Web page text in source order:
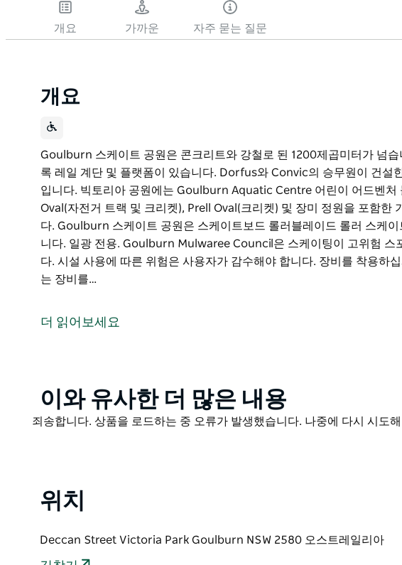
개요 가까운 자주 묻는 질문
개요
Goulburn 스케이트 공원은 콘크리트와 강철로 된 1200제곱미터가 넘
록 레일 계단 및 플랫폼이 있습니다. Dorfus와 Convic의 승무원이 건설
입니다. 빅토리아 공원에는 Goulburn Aquatic Centre 어린이 어드벤처
Oval(자전거 트랙 및 크리켓), Prell Oval(크리켓) 및 장미 정원을 포함한
다. Goulburn 스케이트 공원은 스케이트보드 롤러블레이드 롤러 스케
니다. 일광 전용. Goulburn Mulwaree Council은 스케이팅이 고위험 스
다. 시설 사용에 따른 위험은 사용자가 감수해야 합니다. 장비를 착용하
는 장비를…
록 레일 계단 및 플랫폼이 있습니다. Dorfus와 Convic의 승무원이 건설
Goulburn 스케이트 공원은 스케이트보드 롤러블레이드 롤러 스케이트
다.
야 합니다. 안전 장비는 항상 착용해야 합니다.
더 읽어보세요
Product
List
이와 유사한 더 많은 내용
Product
죄송합니다. 상품을 로드하는 중 오류가 발생했습니다. 나중에 다시 시도
위치
Deccan Street Victoria Park Goulburn NSW 2580 오스트레일리아